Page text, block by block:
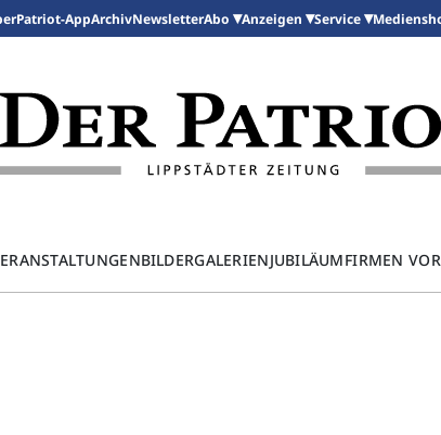
Patriot-AppArchivNewsletterAbo Anzeigen Service
BILDERGALERIENJUBILÄUMFIRMEN